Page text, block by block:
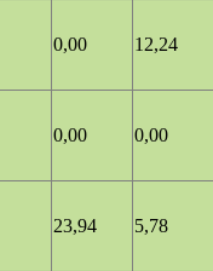
0,00 12,24
0,00 0,00
23,94 5,78